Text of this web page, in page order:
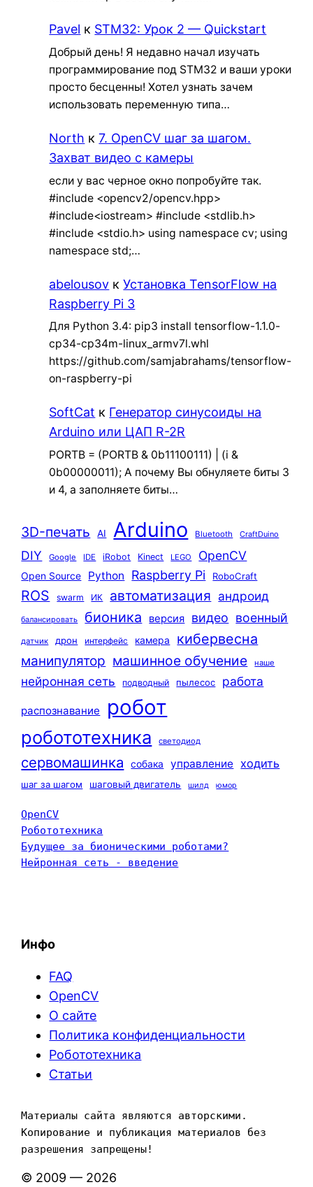
Pavel к STM32: Урок 2 — Quickstart
Добрый день! Я недавно начал изучать
программирование под STM32 и ваши уроки
просто бесценны! Хотел узнать зачем
использовать переменную типа…
North к7. OpenCV шаг за шагом.
Захват видео с камеры
если у вас черное окно попробуйте так.
#include <opencv2/opencv.hpp>
#include<iostream> #include <stdlib.h>
#include <stdio.h> using namespace cv; using
namespace std;…
abelousov кУстановка TensorFlow на
Raspberry Pi 3
Для Python 3.4: pip3 install tensorflow-1.1.0-
cp34-cp34m-linux_armv7l.whl
https://github.com/samjabrahams/tensorflow-
on-raspberry-pi
SoftCat к Генератор синусоиды на
Arduino или ЦАП R-2R
PORTB = (PORTB & 0b11100111) | (i &
0b00000011); А почему Вы обнуляете биты 3
и 4, а заполняете биты…
3D-печать AI Arduino Bluetooth CraftDuino
DIY Google IDE iRobot Kinect LEGO OpenCV
Open Source Python Raspberry Pi RoboCraft
ROS swarm ИК автоматизация андроид
балансировать бионика версия видео военный
датчик дрон интерфейс камера кибервесна
манипулятор машинное обучение наше
нейронная сеть подводный пылесос работа
распознавание робот
робототехника светодиод
сервомашинка собака управление ходить
шаг за шагом шаговый двигатель шилд юмор
OpenCV
Робототехника
Будущее за бионическими роботами?
Нейронная сеть - введение
Инфо
FAQ
OpenCV
О сайте
Политика конфиденциальности
Робототехника
Статьи
Материалы сайта являются авторскими.
Копирование и публикация материалов без
разрешения запрещены!
© 2009 — 2026